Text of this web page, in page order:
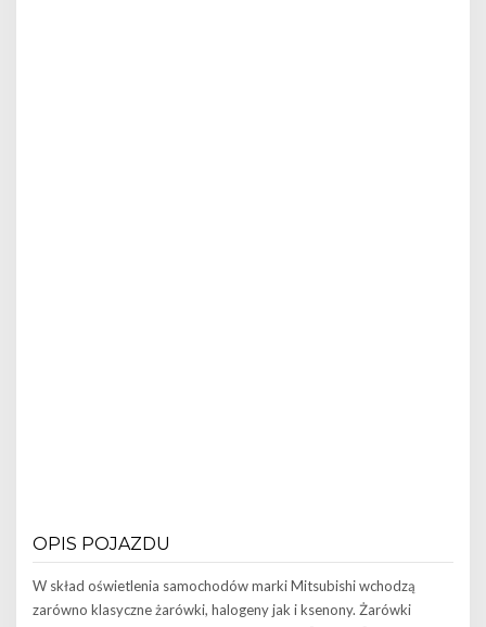
OPIS POJAZDU
W skład oświetlenia samochodów marki Mitsubishi wchodzą
zarówno klasyczne żarówki, halogeny jak i ksenony. Żarówki